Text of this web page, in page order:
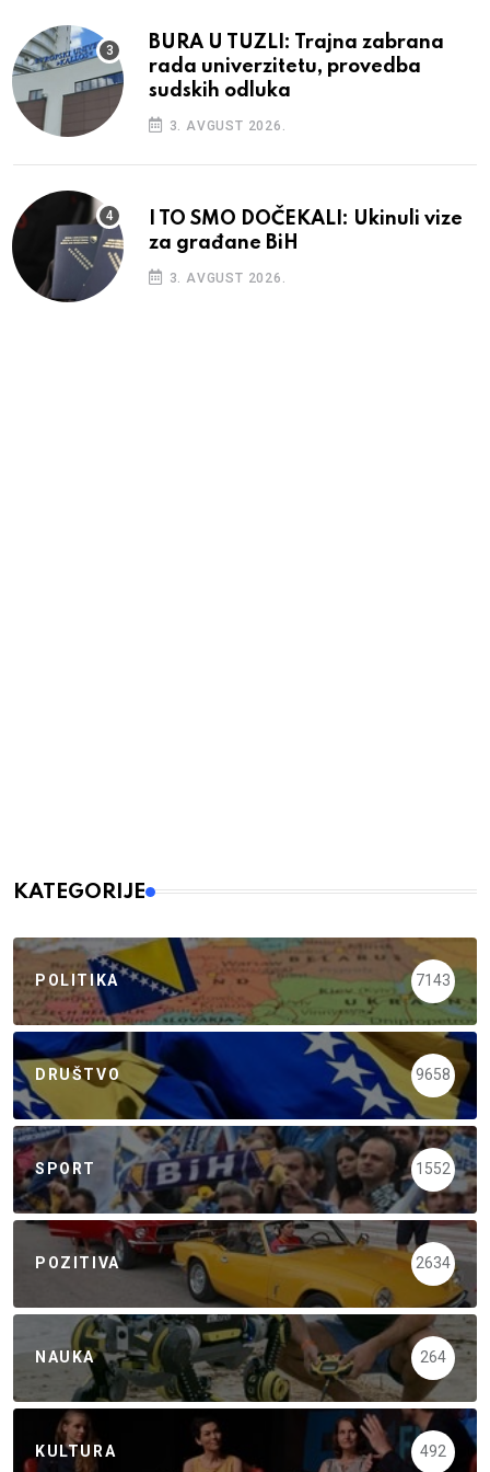
BURA U TUZLI: Trajna zabrana
rada univerzitetu, provedba
sudskih odluka
3. AVGUST 2026.
I TO SMO DOČEKALI: Ukinuli vize
za građane BiH
3. AVGUST 2026.
KATEGORIJE
POLITIKA 7143
DRUŠTVO 9658
SPORT 1552
POZITIVA 2634
NAUKA 264
KULTURA 492